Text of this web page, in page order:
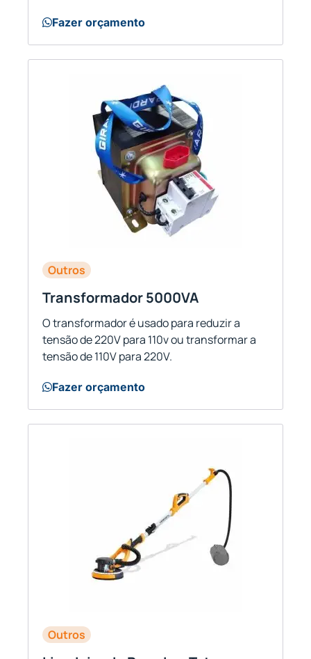
Fazer orçamento
Outros
Transformador 5000VA
O transformador é usado para reduzir a
tensão de 220V para 110v ou transformar a
tensão de 110V para 220V.
Fazer orçamento
Outros